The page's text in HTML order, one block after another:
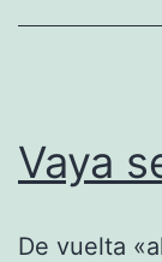
Vaya
De vuelta